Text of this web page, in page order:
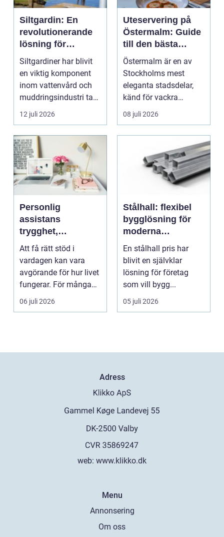
Siltgardin: En
revolutionerande
lösning för
vattenmiljöer
Siltgardiner har blivit
en viktig komponent
inom vattenvård och
muddringsindustri tack
vare si...
12 juli 2026
Uteservering på
Östermalm: Guide
till den bästa
restaurangen på
Östermalm
Östermalm är en av
Stockholms mest
eleganta stadsdelar,
känd för vackra
kvarter,...
08 juli 2026
Personlig
assistans
trygghet,
självbestämmande
och vardag på
egna villkor
Att få rätt stöd i
vardagen kan vara
avgörande för hur livet
fungerar. För många
människor med funkt...
06 juli 2026
Stålhall: flexibel
bygglösning för
moderna
verksamheter
En stålhall pris har
blivit en självklar
lösning för företag
som vill bygg...
05 juli 2026
Adress
web: www.klikko.dk
Menu
Annonsering
Om oss